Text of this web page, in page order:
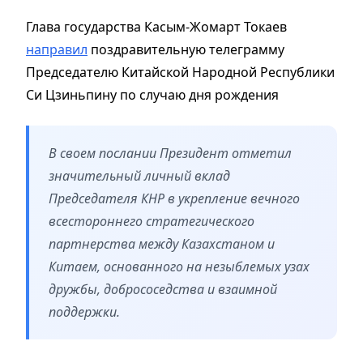
Глава государства Касым-Жомарт Токаев
направил поздравительную телеграмму
Председателю Китайской Народной Республики
Си Цзиньпину по случаю дня рождения
В своем послании Президент отметил
значительный личный вклад
Председателя КНР в укрепление вечного
всестороннего стратегического
партнерства между Казахстаном и
Китаем, основанного на незыблемых узах
дружбы, добрососедства и взаимной
поддержки.